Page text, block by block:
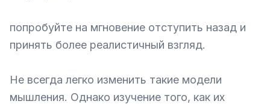
попробуйте на мгновение отступить назад и
принять более реалистичный взгляд.
Не всегда легко изменить такие модели
мышления. Однако изучение того, как их